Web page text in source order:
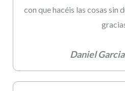
con que hacéis las cosas sin
Daniel